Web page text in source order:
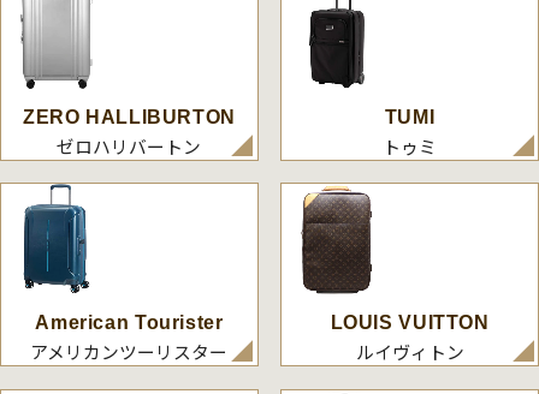
ZERO HALLIBURTON
ゼロハリバートン
TUMI
トゥミ
American Tourister
アメリカンツーリスター
LOUIS VUITTON
ルイヴィトン